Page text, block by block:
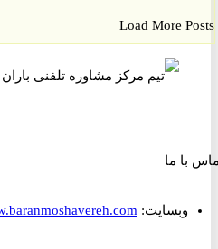
Load More
ما
وبسایت:www.baranmoshavereh.com